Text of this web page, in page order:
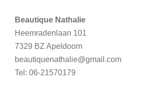
Beautique Nathalie
Heemradenlaan 101
7329 BZ Apeldoorn
beautiquenathalie@gmail.com
Tel: 06-21570179